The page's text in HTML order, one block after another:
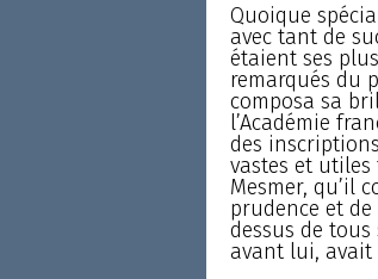
Quoique
avec tant de
étaient ses
remarqués du
composa sa
l’Académie
des
vastes et
Mesmer, qu’il
prudence et
dessus de tous
avant lui, avait